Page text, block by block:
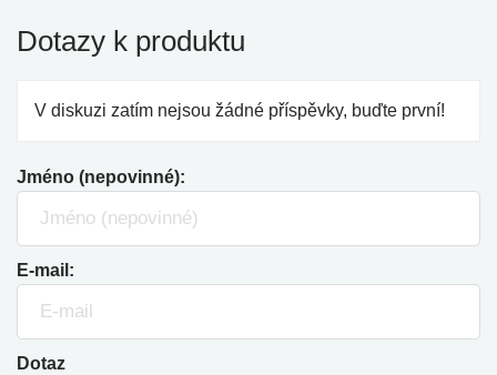
Dotazy k produktu
V diskuzi zatím nejsou žádné příspěvky, buďte první!
Jméno (nepovinné):
E-mail:
Dotaz